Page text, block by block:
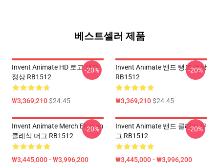
베스트셀러 제품
Invent Animate HD 로고 탱크
정상 RB1512
₩3,369,210$24.45
-20%
Invent Animate 밴드 탱크 정상
RB1512
₩3,369,210$24.45
-20%
Invent Animate Merch Elysium
클래식 머그 RB1512
₩3,445,000 - ₩3,996,200
-20%
Invent Animate 밴드 클래식 무
그 RB1512
₩3,445,000 - ₩3,996,200
-20%